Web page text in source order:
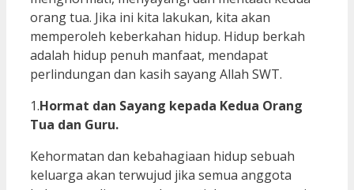
orang tua. Jika ini kita lakukan, kita akan
memperoleh keberkahan hidup. Hidup berkah
adalah hidup penuh manfaat, mendapat
perlindungan dan kasih sayang Allah SWT.
1.Hormat dan Sayang kepada Kedua Orang
Tua dan Guru.
Kehormatan dan kebahagiaan hidup sebuah
keluarga akan terwujud jika semua anggota